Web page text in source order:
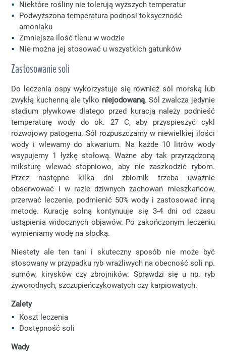
Niektóre rośliny nie tolerują wyższych temperatur
Podwyższona temperatura podnosi toksyczność
amoniaku
Zmniejsza ilość tlenu w wodzie
Nie można jej stosować u wszystkich gatunków
Zastosowanie soli
Do leczenia ospy wykorzystuje się również sól morską lub
zwykłą kuchenną ale tylko niejodowaną. Sól zwalcza jedynie
stadium pływkowe dlatego przed kuracją należy podnieść
temperaturę wody do ok. 27 C, aby przyspieszyć cykl
rozwojowy patogenu. Sól rozpuszczamy w niewielkiej ilości
wody i wlewamy do akwarium. Na każde 10 litrów wody
wsypujemy 1 łyżkę stołową. Ważne aby tak przyrządzoną
miksturę wlewać stopniowo, aby nie zaszkodzić rybom.
Przez następne kilka dni zbiornik trzeba uważnie
obserwować i w razie dziwnych zachowań mieszkańców,
przerwać leczenie, podmienić 50% wody i zastosować inną
metodę. Kurację solną kontynuuje się 3-4 dni od czasu
ustąpienia widocznych objawów. Po zakończonym leczeniu
wymieniamy wodę na słodką.
Niestety ale ten tani i skuteczny sposób nie może być
stosowany w przypadku ryb wrażliwych na obecność soli np.
sumów, kirysków czy zbrojników. Sprawdzi się u np. ryb
żyworodnych, szczupieńczykowatych czy karpiowatych.
Zalety
Koszt leczenia
Dostępność soli
Wady